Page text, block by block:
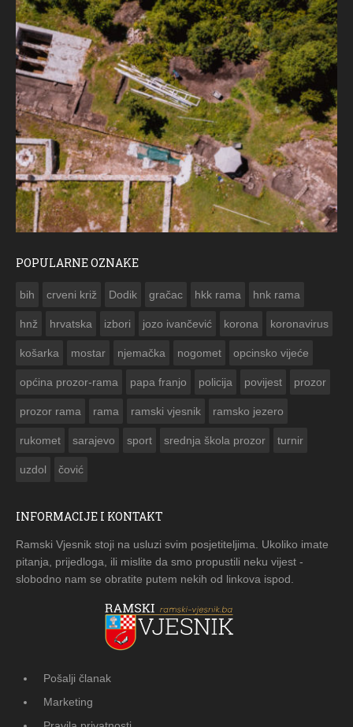
POPULARNE OZNAKE
bih crveni križ Dodik gračac hkk rama hnk rama
hnž hrvatska izbori jozo ivančević korona koronavirus
košarka mostar njemačka nogomet opcinsko vijeće
općina prozor-rama papa franjo policija povijest prozor
prozor rama rama ramski vjesnik ramsko jezero
rukomet sarajevo sport srednja škola prozor turnir
uzdol čović
INFORMACIJE I KONTAKT
Ramski Vjesnik stoji na usluzi svim posjetiteljima. Ukoliko imate
pitanja, prijedloga, ili mislite da smo propustili neku vijest -
slobodno nam se obratite putem nekih od linkova ispod.
Pošalji članak
Marketing